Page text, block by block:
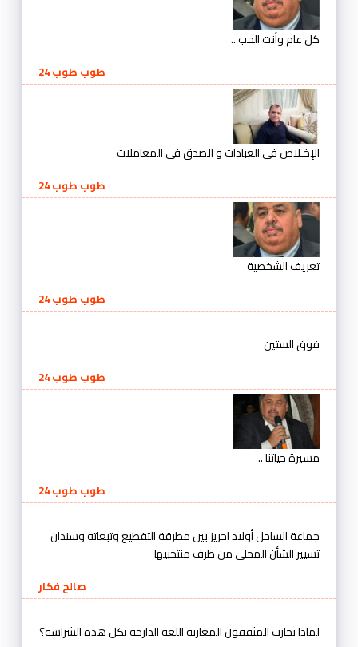
كل عام وأنت الحب ..
طوب طوب 24
الإخـلاص في العبادات و الصدق في المعاملات
طوب طوب 24
تعريف الشخصية
طوب طوب 24
فوق الستين
طوب طوب 24
مسيرة حياتنا ..
طوب طوب 24
جماعة الساحل أولاد احريز بين مطرقة التقطيع وتبعاته وسندان
تسيير الشأن المحلي من طرف منتخبيها
صالح فكار
لماذا يحارب المثقفون المغاربة اللغة الدارجة بكل هذه الشراسة؟